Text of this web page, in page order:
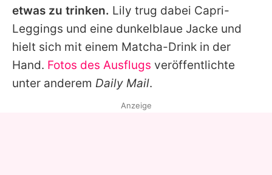
Datenschutzerklärung
Utiq verwalten
etwas zu trinken. Lily trug dabei Capri-
Leggings und eine dunkelblaue Jacke und
hielt sich mit einem Matcha-Drink in der
Hand. Fotos des Ausflugs veröffentlichte
unter anderem Daily Mail.
Anzeige